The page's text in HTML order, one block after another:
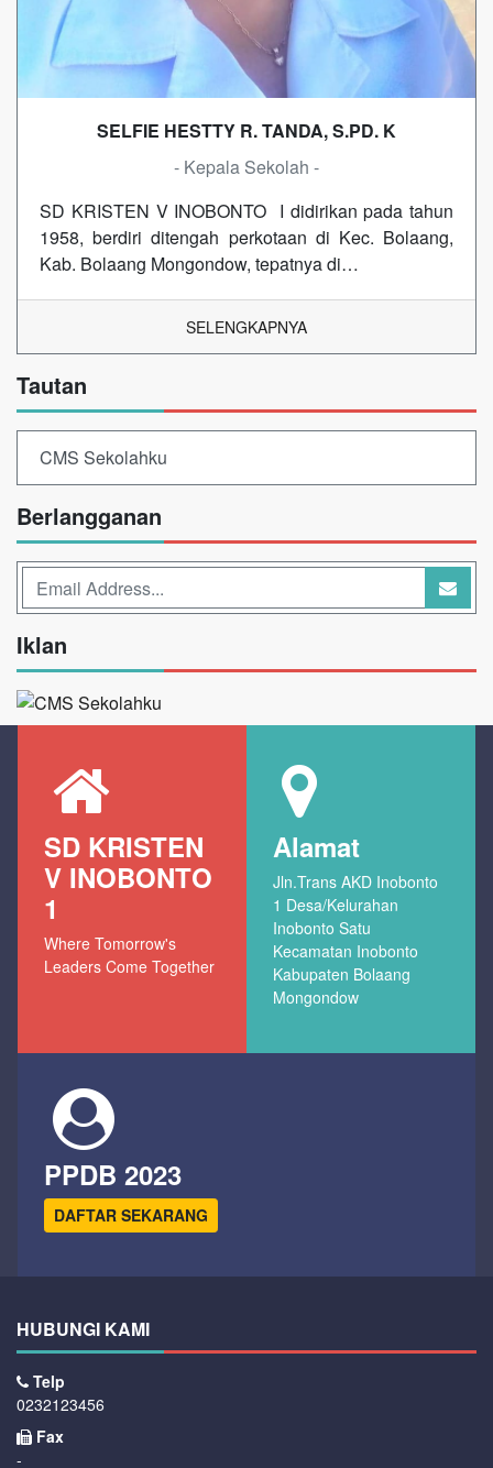
SELFIE HESTTY R. TANDA, S.PD. K
- Kepala Sekolah -
SD KRISTEN V INOBONTO I didirikan pada tahun
1958, berdiri ditengah perkotaan di Kec. Bolaang,
Kab. Bolaang Mongondow, tepatnya di…
SELENGKAPNYA
Tautan
CMS Sekolahku
Berlangganan
Iklan
SD KRISTEN
V INOBONTO
1
Where Tomorrow's
Leaders Come Together
Alamat
Jln.Trans AKD Inobonto
1 Desa/Kelurahan
Inobonto Satu
Kecamatan Inobonto
Kabupaten Bolaang
Mongondow
PPDB 2023
DAFTAR SEKARANG
HUBUNGI KAMI
Telp
0232123456
Fax
-